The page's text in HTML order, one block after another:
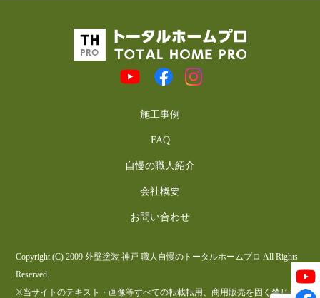
施工事例
FAQ
自慢の職人紹介
会社概要
お問い合わせ
Copyright (C) 2009 外壁塗装 神戸 職人自慢のトータルホームプロ All Rights
Reserved.
※当サイトのテキスト・画像等すべての転載転用、商用販売を固く禁じま